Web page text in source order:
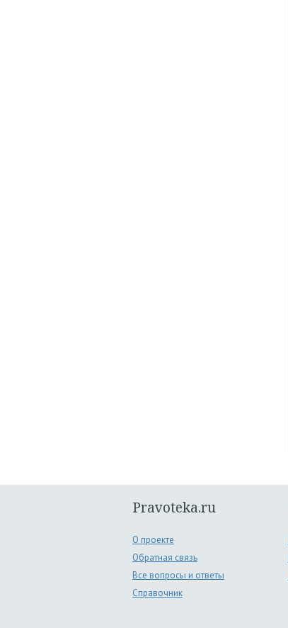
Pravoteka.ru
О проекте
Обратная связь
Все вопросы и ответы
Справочник